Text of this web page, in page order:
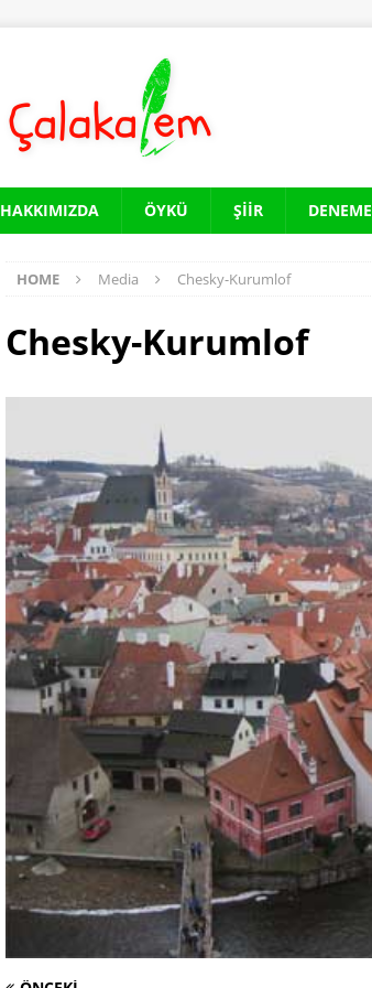
HAKKIMIZDA ÖYKÜ ŞIIR DENEME
HOME Media Chesky-Kurumlof
Chesky-Kurumlof